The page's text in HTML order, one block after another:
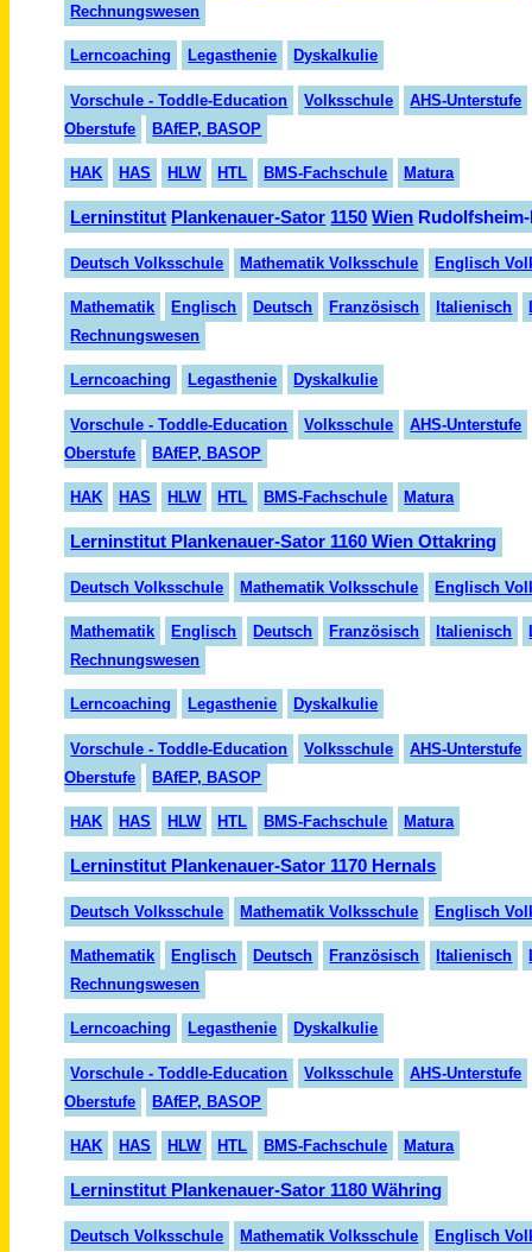
Rechnungswesen
Lerncoaching Legasthenie Dyskalkulie
Vorschule - Toddle-Education Volksschule
AHS-Unterstufe
Oberstufe
BAfEP, BASOP
HAK HAS HLW HTL BMS-Fachschule Matura
Lerninstitut Plankenauer-Sator 1150 Wien
Deutsch Volksschule Mathematik Volksschule Englisch
Mathematik Englisch Deutsch Französisch Italienisch
Rechnungswesen
Lerncoaching Legasthenie Dyskalkulie
Vorschule - Toddle-Education Volksschule
AHS-Unterstufe
Oberstufe
BAfEP, BASOP
HAK HAS HLW HTL BMS-Fachschule Matura
Lerninstitut Plankenauer-Sator 1160 Wien Ottakring
Deutsch Volksschule Mathematik Volksschule Englisch
Mathematik Englisch Deutsch Französisch Italienisch
Rechnungswesen
Lerncoaching Legasthenie Dyskalkulie
Vorschule - Toddle-Education Volksschule
AHS-Unterstufe
Oberstufe
BAfEP, BASOP
HAK HAS HLW HTL BMS-Fachschule Matura
Lerninstitut Plankenauer-Sator 1170 Hernals
Deutsch Volksschule Mathematik Volksschule Englisch
Mathematik Englisch Deutsch Französisch Italienisch
Rechnungswesen
Lerncoaching Legasthenie Dyskalkulie
Vorschule - Toddle-Education Volksschule
AHS-Unterstufe
Oberstufe
BAfEP, BASOP
HAK HAS HLW HTL BMS-Fachschule Matura
Lerninstitut Plankenauer-Sator 1180 Währing
Deutsch Volksschule Mathematik Volksschule Englisch